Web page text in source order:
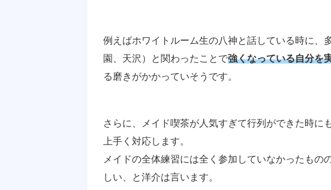
例えばホワイトルーム生の八神と話している時に、
園、天沢）と関わったことで強くなっている自分を
る磨きがかかっていそうです。
さらに、メイド喫茶が人気すぎて行列ができた時に
上手く対応します。
メイドの全体練習には全く参加していなかったもの
しい、と洋介は言います。